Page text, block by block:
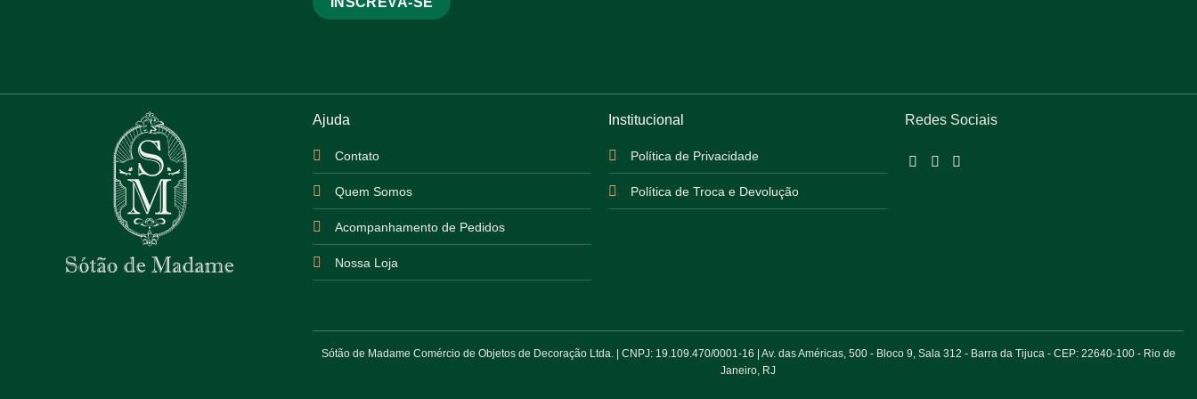
Ajuda
Contato
Quem Somos
Acompanhamento de Pedidos
Nossa Loja
Institucional
Política de Privacidade
Política de Troca e Devolução
Redes Sociais
Sótão de Madame Comércio de Objetos de Decoração Ltda. | CNPJ: 19.109.470/0001-16 | Av. das Américas, 500 - Bloco 9, Sala 312 - Barra da Tijuca - CEP: 22640-100 - Rio de
Janeiro, RJ